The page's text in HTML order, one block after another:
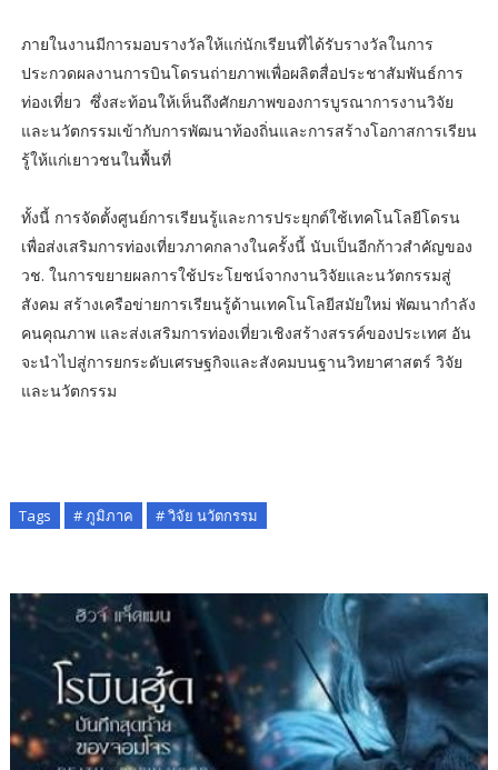
ภายในงานมีการมอบรางวัลให้แก่นักเรียนที่ได้รับรางวัลในการ
ประกวดผลงานการบินโดรนถ่ายภาพเพื่อผลิตสื่อประชาสัมพันธ์การ
ท่องเที่ยว ซึ่งสะท้อนให้เห็นถึงศักยภาพของการบูรณาการงานวิจัย
และนวัตกรรมเข้ากับการพัฒนาท้องถิ่นและการสร้างโอกาสการเรียน
รู้ให้แก่เยาวชนในพื้นที่
ทั้งนี้ การจัดตั้งศูนย์การเรียนรู้และการประยุกต์ใช้เทคโนโลยีโดรน
เพื่อส่งเสริมการท่องเที่ยวภาคกลางในครั้งนี้ นับเป็นอีกก้าวสำคัญของ
วช. ในการขยายผลการใช้ประโยชน์จากงานวิจัยและนวัตกรรมสู่
สังคม สร้างเครือข่ายการเรียนรู้ด้านเทคโนโลยีสมัยใหม่ พัฒนากำลัง
คนคุณภาพ และส่งเสริมการท่องเที่ยวเชิงสร้างสรรค์ของประเทศ อัน
จะนำไปสู่การยกระดับเศรษฐกิจและสังคมบนฐานวิทยาศาสตร์ วิจัย
และนวัตกรรม
Tags # ภูมิภาค # วิจัย นวัตกรรม